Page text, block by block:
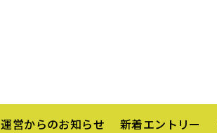
運営からのお知らせ 新着エントリー